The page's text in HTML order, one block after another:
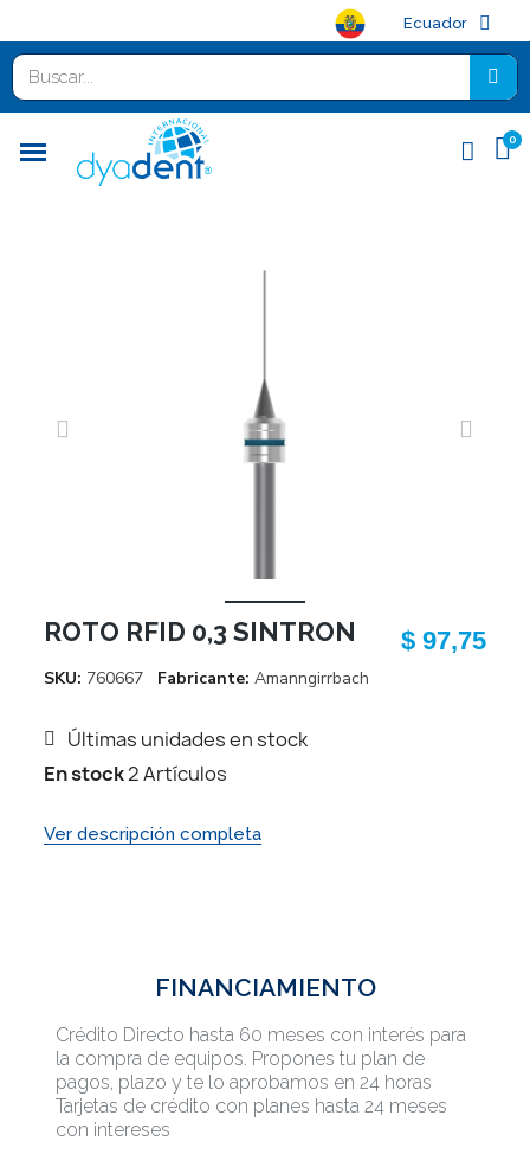
Ecuador
ROTO RFID 0,3 SINTRON
SKU 760667 Fabricante Amanngirrbach
$ 97,75
Últimas unidades en stock
En stock2 Artículos
Ver descripción completa
FINANCIAMIENTO
Crédito Directo hasta 60 meses con interés para
la compra de equipos. Propones tu plan de
pagos, plazo y te lo aprobamos en 24 horas
Tarjetas de crédito con planes hasta 24 meses
con intereses